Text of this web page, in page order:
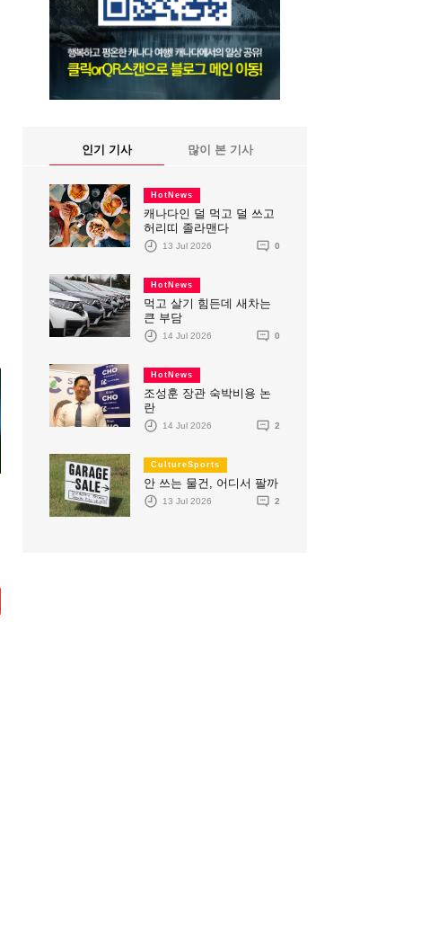
인기 기사 많이 본 기사
HotNews
캐나다인 덜 먹고 덜 쓰고
허리띠 졸라맨다
13 Jul 2026 0
HotNews
먹고 살기 힘든데 새차는
큰 부담
14 Jul 2026 0
HotNews
조성훈 장관 숙박비용 논
란
14 Jul 2026 2
CultureSports
안 쓰는 물건, 어디서 팔까
13 Jul 2026 2